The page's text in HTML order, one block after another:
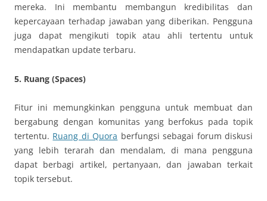
mereka. Ini membantu membangun kredibilitas dan
kepercayaan terhadap jawaban yang diberikan. Pengguna
juga dapat mengikuti topik atau ahli tertentu untuk
mendapatkan update terbaru.
5. Ruang (Spaces)
Fitur ini memungkinkan pengguna untuk membuat dan
bergabung dengan komunitas yang berfokus pada topik
tertentu. Ruang di Quora berfungsi sebagai forum diskusi
yang lebih terarah dan mendalam, di mana pengguna
dapat berbagi artikel, pertanyaan, dan jawaban terkait
topik tersebut.